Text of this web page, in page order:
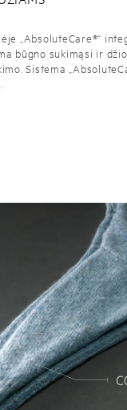
„AbsoluteCare®“
būgno sukimąsi ir
Sistema